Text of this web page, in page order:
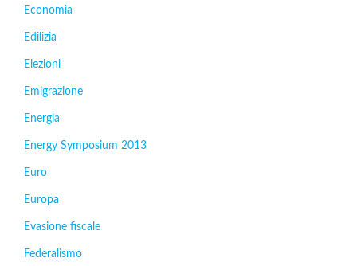
Economia
Edilizia
Elezioni
Emigrazione
Energia
Energy Symposium 2013
Euro
Europa
Evasione fiscale
Federalismo